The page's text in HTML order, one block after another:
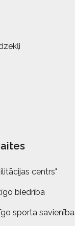
centrs"
biedrība
sporta savienība